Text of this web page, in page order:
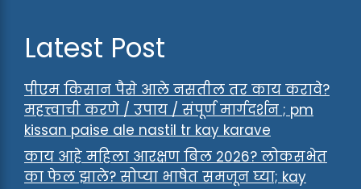
Latest Post
पीएम किसान पैसे आले नसतील तर काय करावे?
महत्त्वाची करणे / उपाय / संपूर्ण मार्गदर्शन ; pm
kissan paise ale nastil tr kay karave
काय आहे महिला आरक्षण बिल 2026? लोकसभेत
का फेल झाले? सोप्या भाषेत समजून घ्या; kay